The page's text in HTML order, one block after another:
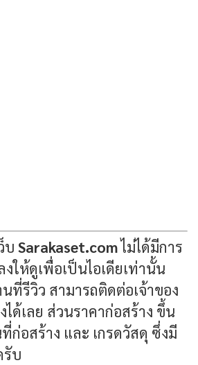
บ Sarakaset.comไม่ได้มีการ
งให้ดูเพื่อเป็นไอเดียเท่านั้น
ที่รีวิว สามารถติดต่อเจ้าของ
ได้เลย ส่วนราคาก่อสร้าง ขึ้น
อสร้าง และ เกรดวัสดุ ซึ่งมี
บ